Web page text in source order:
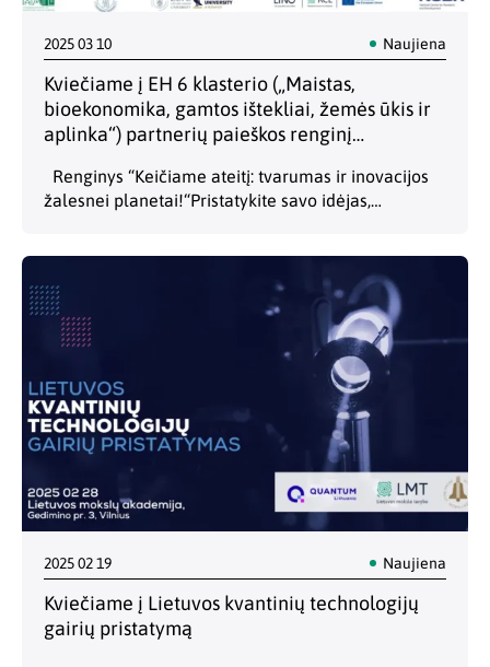
2025 03 10 Naujiena
Kviečiame į EH 6 klasterio („Maistas,
bioekonomika, gamtos ištekliai, žemės ūkis ir
aplinka“) partnerių paieškos renginį
Renginys “Keičiame ateitį: tvarumas ir inovacijos
žalesnei planetai!“Pristatykite savo idėjas,
nykimas, maisto saugumo mažėjimas ir dirvožemio
degradacija – tai svarbūs…
2025 02 19 Naujiena
Kviečiame į Lietuvos kvantinių technologijų
gairių pristatymą